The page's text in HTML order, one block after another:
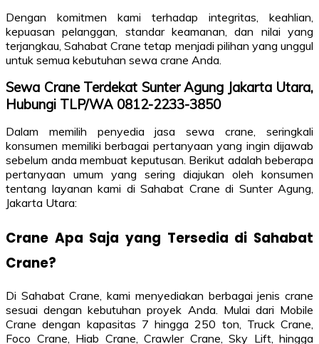
Dengan komitmen kami terhadap integritas, keahlian,
kepuasan pelanggan, standar keamanan, dan nilai yang
terjangkau, Sahabat Crane tetap menjadi pilihan yang unggul
untuk semua kebutuhan sewa crane Anda.
Sewa Crane Terdekat Sunter Agung Jakarta Utara,
Hubungi TLP/WA 0812-2233-3850
Dalam memilih penyedia jasa sewa crane, seringkali
konsumen memiliki berbagai pertanyaan yang ingin dijawab
sebelum anda membuat keputusan. Berikut adalah beberapa
pertanyaan umum yang sering diajukan oleh konsumen
tentang layanan kami di Sahabat Crane di Sunter Agung,
Jakarta Utara:
Crane Apa Saja yang Tersedia di Sahabat
Crane?
Di Sahabat Crane, kami menyediakan berbagai jenis crane
sesuai dengan kebutuhan proyek Anda. Mulai dari Mobile
Crane dengan kapasitas 7 hingga 250 ton, Truck Crane,
Foco Crane, Hiab Crane, Crawler Crane, Sky Lift, hingga